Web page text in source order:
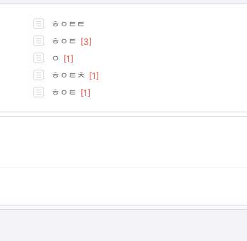
ㅎㅇㅌㅌ
ㅎㅇㅌ [3]
ㅇ [1]
ㅎㅇㅌㅊ [1]
ㅎㅇㅌ [1]